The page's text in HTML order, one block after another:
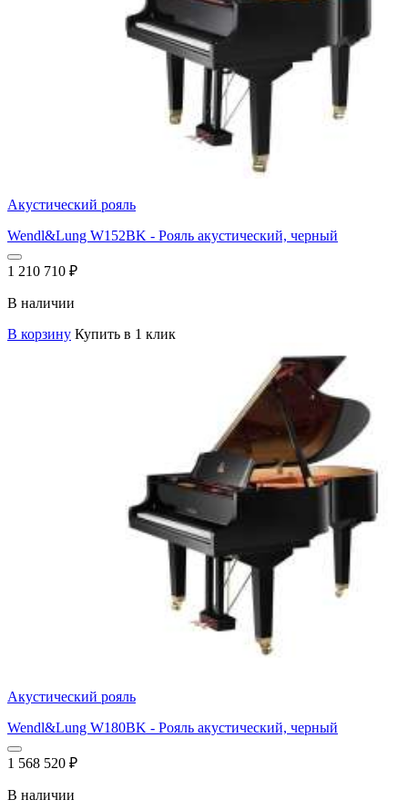
Акустический рояль
Wendl&Lung W152BK - Рояль акустический, черный
1 210 710 ₽
В наличии
В корзину Купить в 1 клик
Акустический рояль
Wendl&Lung W180BK - Рояль акустический, черный
1 568 520 ₽
В наличии